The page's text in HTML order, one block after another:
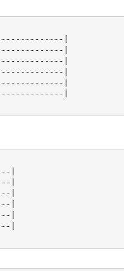
|
|
|
|
|
|
|
|
|
|
|
|